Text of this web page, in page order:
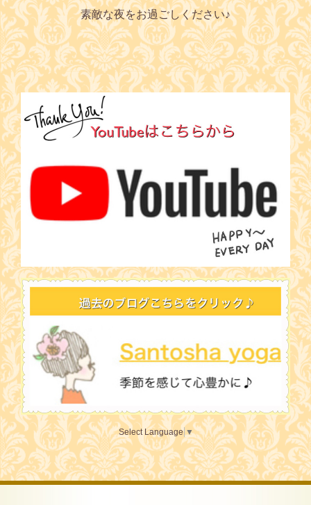
素敵な夜をお過ごしください♪
Select Language ▼